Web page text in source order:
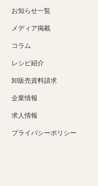
お知らせ一覧
メディア掲載
コラム
レシピ紹介
卸販売資料請求
企業情報
求人情報
プライバシーポリシー